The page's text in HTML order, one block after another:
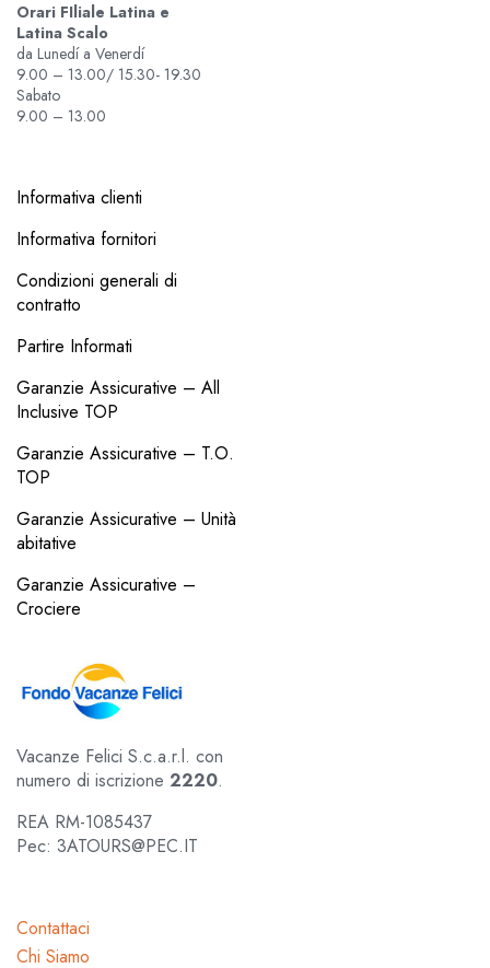
Orari FIliale Latina e
Latina Scalo
da Lunedí a Venerdí
9.00 – 13.00/ 15.30- 19.30
Sabato
9.00 – 13.00
Informativa clienti
Informativa fornitori
Condizioni generali di
contratto
Partire Informati
Garanzie Assicurative – All
Inclusive TOP
Garanzie Assicurative – T.O.
TOP
Garanzie Assicurative – Unità
abitative
Garanzie Assicurative –
Crociere
Vacanze Felici S.c.a.r.l. con
numero di iscrizione 2220.
REA RM-1085437
Pec: 3ATOURS@PEC.IT
Contattaci
Chi Siamo